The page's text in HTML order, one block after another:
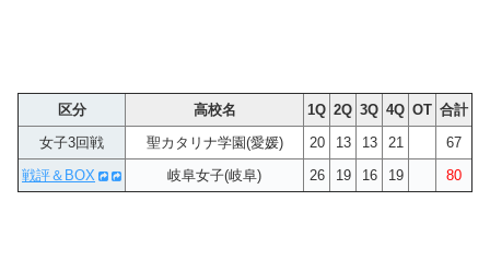
区分 高校名 1Q 2Q 3Q 4Q OT 合計
女子3回戦
聖カタリナ学園(愛媛) 20 13 13 21
67
戦評＆BOX
岐阜女子(岐阜) 26 19 16 19 80